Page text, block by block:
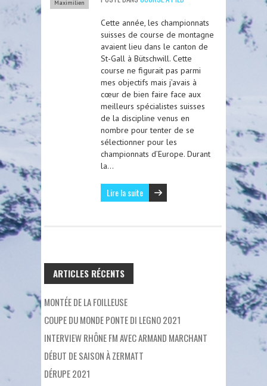
Maximilien
Cette année, les championnats
suisses de course de montagne
avaient lieu dans le canton de
St-Gall à Bütschwill. Cette
course ne figurait pas parmi
mes objectifs mais j’avais à
cœur de bien faire face aux
meilleurs spécialistes suisses
de la discipline venus en
nombre pour tenter de se
sélectionner pour les
championnats d’Europe. Durant
la…
Lire la suite
ARTICLES RÉCENTS
MONTÉE DE LA FOILLEUSE
COUPE DU MONDE PONTE DI LEGNO 2021
INTERVIEW RHÔNE FM AVEC ARMAND MARCHANT
DÉBUT DE SAISON À ZERMATT
DÉRUPE 2021